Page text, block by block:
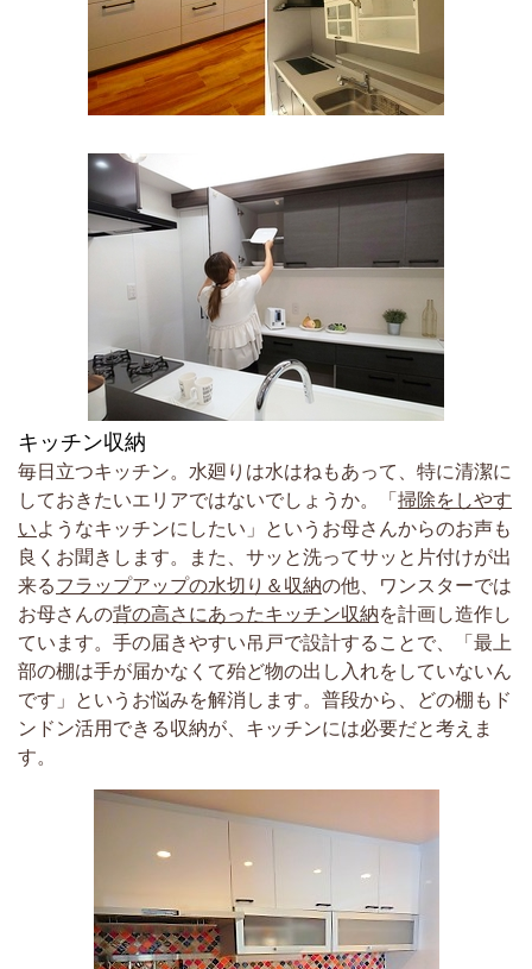
キッチン収納
毎日立つキッチン。水廻りは水はねもあって、特に清潔に
しておきたいエリアではないでしょうか。「 掃除をしやす
いようなキッチンにしたい」というお母さんからのお声も
良くお聞きします。また、サッと洗ってサッと片付けが出
来るフラップアップの水切り＆収納の他、ワンスターでは
お母さんの背の高さにあったキッチン収納を計画し造作し
ています。手の届きやすい吊戸で設計することで、「最上
部の棚は手が届かなくて殆ど物の出し入れをしていないん
です」というお悩みを解消します。普段から、どの棚もド
ンドン活用できる収納が、キッチンには必要だと考えま
す。